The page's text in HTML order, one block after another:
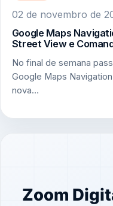
02 de novembro de
Google Maps
Street View e
No final de semana
Google Maps
nova…